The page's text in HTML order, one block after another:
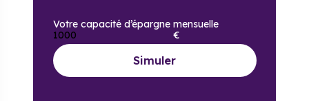
Votre capacité d’épargne mensuelle
€
Simuler